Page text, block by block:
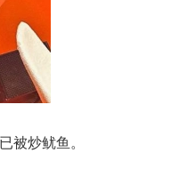
被炒鱿鱼。